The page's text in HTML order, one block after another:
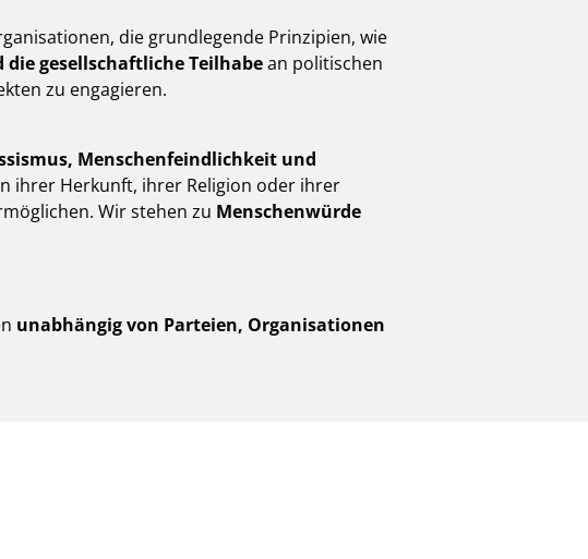
die grundlegende Prinzipien, wie
gesellschaftliche Teilhabean politischen
zu engagieren.
Menschenfeindlichkeit und
ihrer Herkunft, ihrer Religion oder ihrer
Wir stehen zu Menschenwürde
unabhängig von Parteien, Organisationen